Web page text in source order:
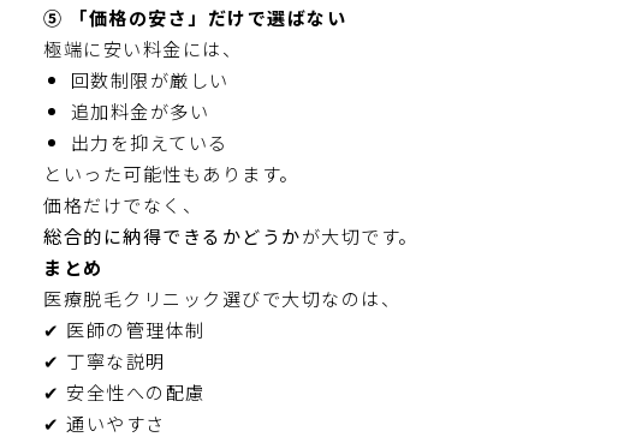
⑤ 「価格の安さ」だけで選ばない
極端に安い料金には、
回数制限が厳しい
追加料金が多い
出力を抑えている
といった可能性もあります。
価格だけでなく、
総合的に納得できるかどうかが大切です。
まとめ
医療脱毛クリニック選びで大切なのは、
✔ 医師の管理体制
✔ 丁寧な説明
✔ 安全性への配慮
✔ 通いやすさ